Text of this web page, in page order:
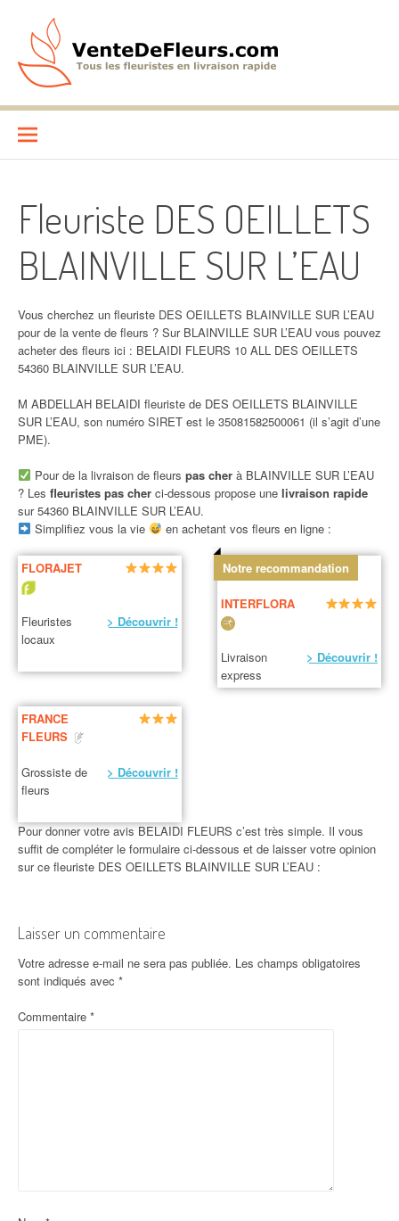
contenu
VenteDeFleurs.com
Fleuriste DES OEILLETS
BLAINVILLE SUR L’EAU
Vous cherchez un fleuriste DES OEILLETS BLAINVILLE SUR L’EAU
pour de la vente de fleurs ? Sur BLAINVILLE SUR L’EAU vous pouvez
acheter des fleurs ici : BELAIDI FLEURS 10 ALL DES OEILLETS
54360 BLAINVILLE SUR L’EAU.
M ABDELLAH BELAIDI fleuriste de DES OEILLETS BLAINVILLE
SUR L’EAU, son numéro SIRET est le 35081582500061 (il s’agit d’une
PME).
Pour de la livraison de fleurs pas cherà BLAINVILLE SUR L’EAU
? Les fleuristes pas cher ci-dessous propose une livraison rapide
sur 54360 BLAINVILLE SUR L’EAU.
Simplifiez vous la vie
en achetant vos fleurs en ligne :
FLORAJET
Fleuristes
locaux
> Découvrir !
Notre recommandation
INTERFLORA
Livraison
express
> Découvrir !
FRANCE
FLEURS
Grossiste de
fleurs
> Découvrir !
Pour donner votre avis BELAIDI FLEURS c’est très simple. Il vous
suffit de compléter le formulaire ci-dessous et de laisser votre opinion
sur ce fleuriste DES OEILLETS BLAINVILLE SUR L’EAU :
Laisser un commentaire
Votre adresse e-mail ne sera pas publiée. Les champs obligatoires
sont indiqués avec *
Commentaire *